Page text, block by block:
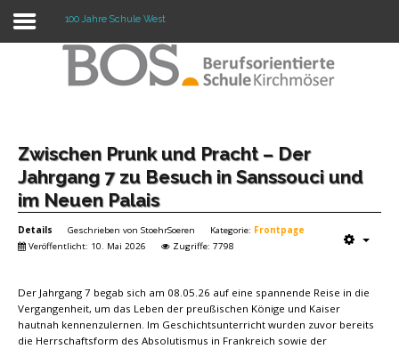
Warning: "continue" targeting switch is equivalent
Home
Profil
Termine
Mitwirkung
100 Jahre Schule West
Zwischen Prunk und Pracht – Der
Jahrgang 7 zu Besuch in Sanssouci und
im Neuen Palais
Details Geschrieben von StoehrSoeren Kategorie: Frontpage
Veröffentlicht: 10. Mai 2026
Zugriffe: 7798
Der Jahrgang 7 begab sich am 08.05.26 auf eine spannende Reise in die
Vergangenheit, um das Leben der preußischen Könige und Kaiser
hautnah kennenzulernen. Im Geschichtsunterricht wurden zuvor bereits
die Herrschaftsform des Absolutismus in Frankreich sowie der